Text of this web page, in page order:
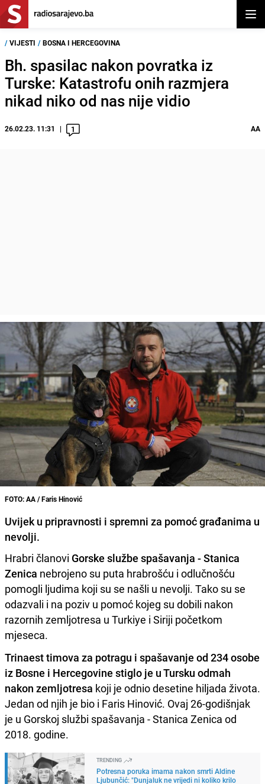
/ VIJESTI / BOSNA I HERCEGOVINA
Bh. spasilac nakon povratka iz
Turske: Katastrofu onih razmjera
nikad niko od nas nije vidio
26.02.23. 11:31 1 AA
FOTO: AA / Faris Hinović
Uvijek u pripravnosti i spremni za pomoć građanima u
nevolji.
Hrabri članovi Gorske službe spašavanja - Stanica
Zenica nebrojeno su puta hrabrošću i odlučnošću
pomogli ljudima koji su se našli u nevolji. Tako su se
odazvali i na poziv u pomoć kojeg su dobili nakon
razornih zemljotresa u Turkiye i Siriji početkom
mjeseca.
Trinaest timova za potragu i spašavanje od 234 osobe
iz Bosne i Hercegovine stiglo je u Tursku odmah
nakon zemljotresa koji je odnio desetine hiljada života.
Jedan od njih je bio i Faris Hinović. Ovaj 26-godišnjak
je u Gorskoj službi spašavanja - Stanica Zenica od
2018. godine.
TRENDING
Potresna poruka imama nakon smrti Aldine
Ljubunčić: "Dunjaluk ne vrijedi ni koliko krilo